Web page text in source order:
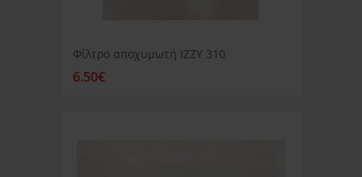
Φίλτρο αποχυμωτή IZZY 310
6.50€